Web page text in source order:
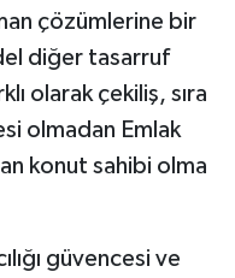
çözümlerine bir
diğer tasarruf
olarak çekiliş, sıra
olmadan Emlak
konut sahibi olma
güvencesi ve